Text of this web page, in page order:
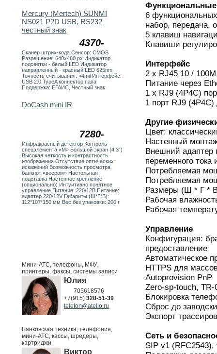
4370-
Mercury (Mertech) SUNMI
NS021 P2D USB, RS232
честный знак
Сканер штрих-кода Сенсор: CMOS
Разрешение: 640х480 px Индикатор
подсветки - белый LED Индикатор
направленный - красный LED 625nm
Точность считывания: >4mil Интерфейс:
USB 2.0 TypeA коннектор папа
Поддержка: ЕГАИС, Честный знак
7280-
DoCash mini IR
Инфракрасный детектор Контроль
спецэлемента «М» Большой экран (4.3”)
Высокая четкость и контрастность
изображения Отсутствие оптических
искажений Возможность просмотра
банкнот «веером» Настольная
подставка Настенное крепление
(опционально) Интуитивно понятное
управление Питание: 220/12В Питание:
адаптер 220/12V Габариты (Ш*Г*В):
112*107*150 мм Вес без упаковки: 200 г
Мини-АТС, телефоны, МФУ,
принтеры, факсы, системы записи
Юлия
705618576
+7(915) 328-51-39
telefon@atelio.ru
Банковская техника, телефония,
мини-АТС, кассы, шредеры,
картриджи
Виктор
6
набор, передача,
5 клавиш
Клавиши
Интерфейс
2 x RJ45 10 /
Питание через
1 х RJ9 (4P4C)
1 порт RJ9
Другие
Цвет:
Настенный
Внешний адаптер
переменного
Потребляемая
Потребляемая
Размеры (Ш * Г *
Рабочая
Рабочая
Управление
Конфигурация:
предоставление
Автоматическое
HTTPS для
Autoprovision PnP
Zero-sp-touch, TR-
Блокировка
Сброс до
Экспорт
Сеть и
SIP v1